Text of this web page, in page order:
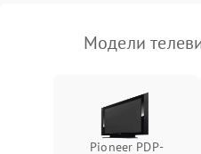
Модели
Pioneer PDP-